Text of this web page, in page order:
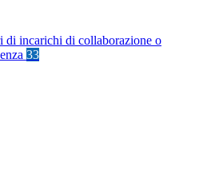
di incarichi di collaborazione o
33